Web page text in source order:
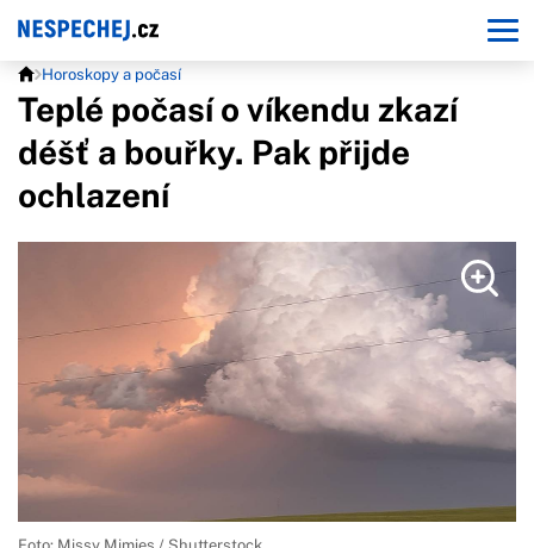
Horoskopy a počasí
Teplé počasí o víkendu zkazí
déšť a bouřky. Pak přijde
ochlazení